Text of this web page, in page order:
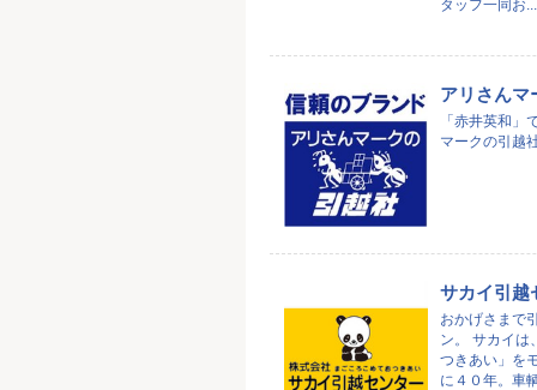
タッフ一同お...
アリさんマ
「赤井英和」
マークの引越
サカイ引越
おかげさまで
ン。 サカイは
つきあい」を
に４０年。車